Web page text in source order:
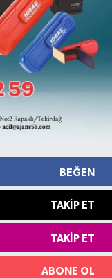
BEĞEN
TAKIP ET
TAKIP ET
ABONE OL